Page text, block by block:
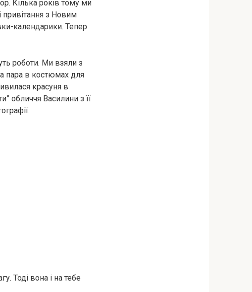
Кілька років тому ми
привітання з Новим
календарики. Тепер
роботи. Ми взяли з
пара в костюмах для
красуня в
обличчя Василини з її
Тоді вона і на тебе